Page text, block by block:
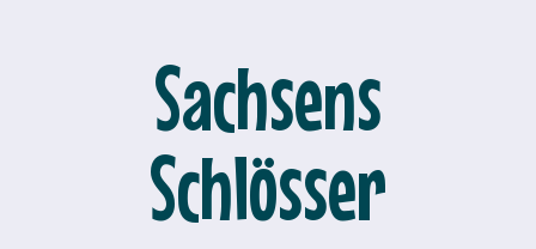
Sachsens
Schlösser